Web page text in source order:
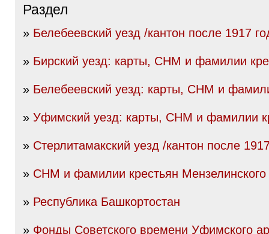
Раздел
» Белебеевский уезд /кантон после 1917
» Бирский уезд: карты, СНМ и фамилии
» Белебеевский уезд: карты, СНМ и
» Уфимский уезд: карты, СНМ и фамилии
» Стерлитамакский уезд /кантон после
» СНМ и фамилии крестьян Мензелинского
» Республика Башкортостан
» Фонды Советского времени Уфимского